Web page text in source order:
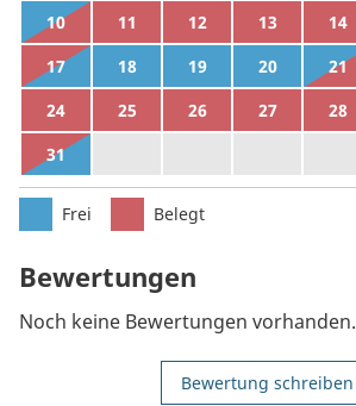
10
11 12 13 14
17
18 19 20 21
24
25 26 27 28
31
Frei Belegt
Bewertungen
Noch keine Bewertungen vorhanden.
Bewertung schreiben